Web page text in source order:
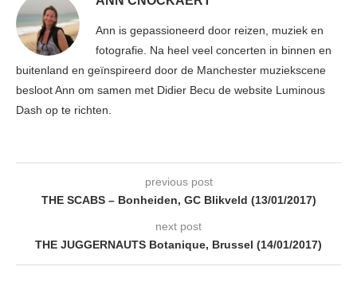
Ann is gepassioneerd door reizen, muziek en
fotografie. Na heel veel concerten in binnen en
buitenland en geïnspireerd door de Manchester muziekscene
besloot Ann om samen met Didier Becu de website Luminous
Dash op te richten.
previous post
THE SCABS – Bonheiden, GC Blikveld (13/01/2017)
next post
THE JUGGERNAUTS Botanique, Brussel (14/01/2017)